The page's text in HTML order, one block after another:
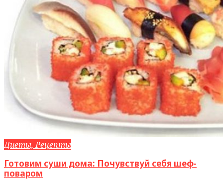
Диеты, Рецепты
Готовим суши дома: Почувствуй себя шеф-
поваром